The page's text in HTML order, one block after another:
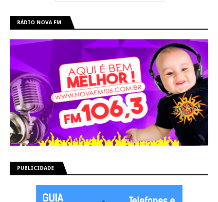
RÁDIO NOVA FM
PUBLICIDADE